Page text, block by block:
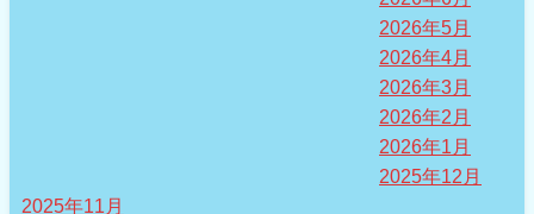
2026年5月
2026年4月
2026年3月
2026年2月
2026年1月
2025年12月
2025年11月